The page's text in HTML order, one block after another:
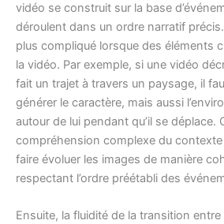
vidéo se construit sur la base
déroulent dans un ordre narratif
plus compliqué lorsque des éléments
la vidéo. Par exemple, si une vidéo
fait un trajet à travers un paysage, il
générer le caractère, mais aussi
autour de lui pendant qu’il se déplace.
compréhension complexe du
faire évoluer les images de manière
respectant l’ordre préétabli des
Ensuite, la fluidité de la transition